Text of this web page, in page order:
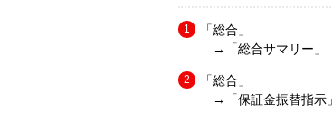
「総合」
→「総合サマリー」
「総合」
→「保証金振替指示」